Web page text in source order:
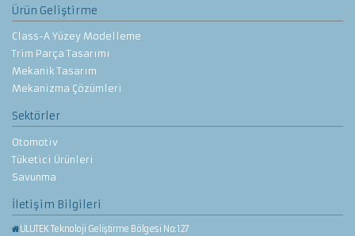
Ürün Geliştirme
Class-A Yüzey Modelleme
Trim Parça Tasarımı
Mekanik Tasarım
Mekanizma Çözümleri
Sektörler
Otomotiv
Tüketici Ürünleri
Savunma
İletişim Bilgileri
ULUTEK Teknoloji Geliştirme Bölgesi No:127